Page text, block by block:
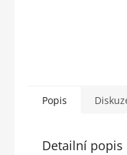
Popis
Detailní